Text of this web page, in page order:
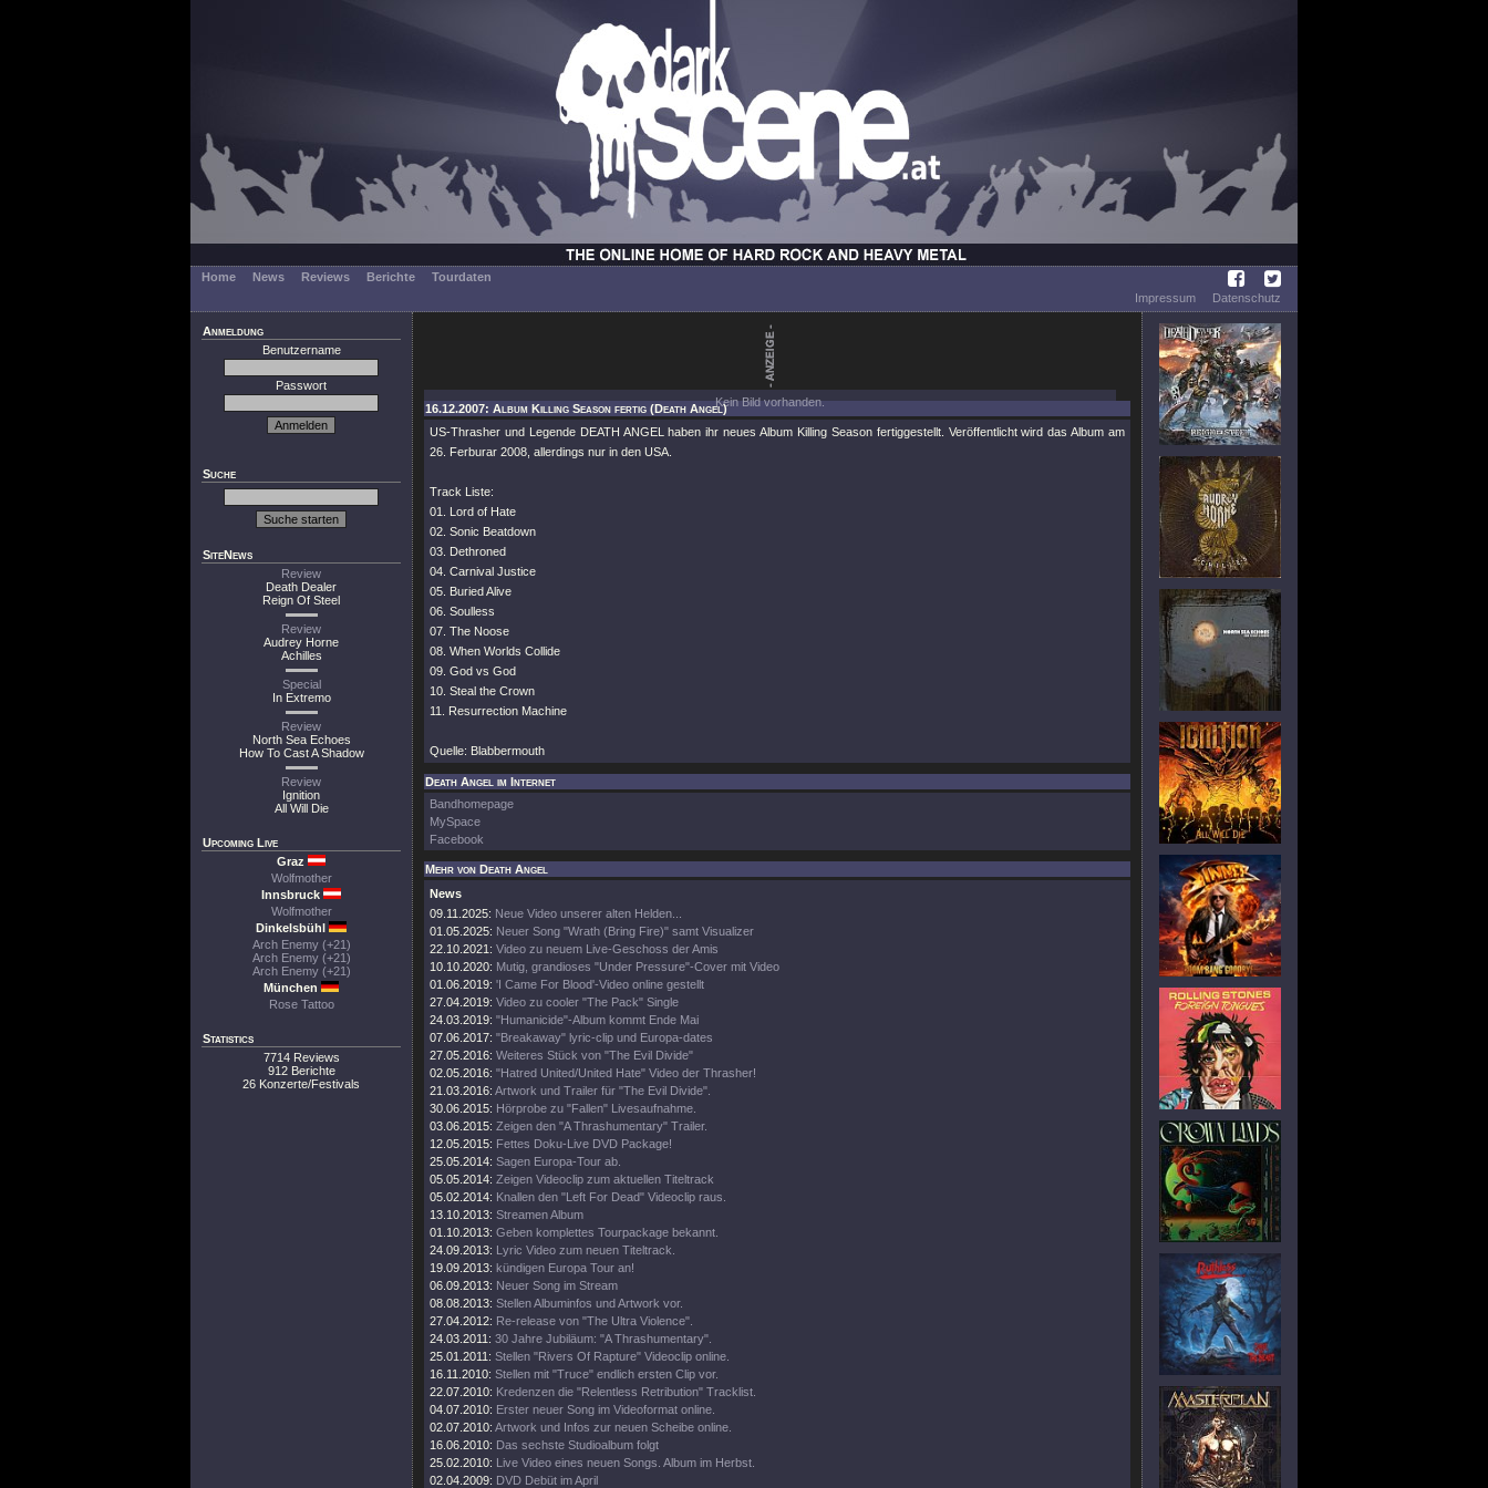
Home News Reviews Berichte
Tourdaten
Impressum
Datenschutz
Anmeldung
Benutzername
Passwort
Suche
SiteNews
Review
Death Dealer
Reign Of Steel
Review
Audrey Horne
Achilles
Special
In Extremo
Review
North Sea Echoes
How To Cast A Shadow
Review
Ignition
All Will Die
Upcoming Live
Graz
Wolfmother
Innsbruck
Wolfmother
Dinkelsbühl
Arch Enemy (+21)
Arch Enemy (+21)
Arch Enemy (+21)
München
Rose Tattoo
Statistics
7714 Reviews
912 Berichte
26 Konzerte/Festivals
Kein Bild vorhanden.
16.12.2007: Album Killing Season fertig (Death Angel)
US-Thrasher und Legende DEATH ANGEL haben ihr neues Album Killing Season fertiggestellt. Veröffentlicht wird das Album am
26. Ferburar 2008, allerdings nur in den USA.
Track Liste:
01. Lord of Hate
02. Sonic Beatdown
03. Dethroned
04. Carnival Justice
05. Buried Alive
06. Soulless
07. The Noose
08. When Worlds Collide
09. God vs God
10. Steal the Crown
11. Resurrection Machine
Quelle: Blabbermouth
Death Angel im Internet
Bandhomepage
MySpace
Facebook
Mehr von Death Angel
News
09.11.2025: Neue Video unserer alten Helden...
01.05.2025: Neuer Song "Wrath (Bring Fire)" samt Visualizer
22.10.2021: Video zu neuem Live-Geschoss der Amis
10.10.2020: Mutig, grandioses "Under Pressure"-Cover mit Video
01.06.2019: 'I Came For Blood'-Video online gestellt
27.04.2019: Video zu cooler "The Pack" Single
24.03.2019: "Humanicide"-Album kommt Ende Mai
07.06.2017: "Breakaway" lyric-clip und Europa-dates
27.05.2016: Weiteres Stück von "The Evil Divide"
02.05.2016: "Hatred United/United Hate" Video der Thrasher!
21.03.2016: Artwork und Trailer für "The Evil Divide".
30.06.2015: Hörprobe zu "Fallen" Livesaufnahme.
03.06.2015: Zeigen den "A Thrashumentary" Trailer.
12.05.2015: Fettes Doku-Live DVD Package!
25.05.2014: Sagen Europa-Tour ab.
05.05.2014: Zeigen Videoclip zum aktuellen Titeltrack
05.02.2014: Knallen den "Left For Dead" Videoclip raus.
13.10.2013: Streamen Album
01.10.2013: Geben komplettes Tourpackage bekannt.
24.09.2013: Lyric Video zum neuen Titeltrack.
19.09.2013: kündigen Europa Tour an!
06.09.2013: Neuer Song im Stream
08.08.2013: Stellen Albuminfos und Artwork vor.
27.04.2012: Re-release von "The Ultra Violence".
24.03.2011: 30 Jahre Jubiläum: "A Thrashumentary".
25.01.2011: Stellen "Rivers Of Rapture" Videoclip online.
16.11.2010: Stellen mit "Truce" endlich ersten Clip vor.
22.07.2010: Kredenzen die "Relentless Retribution" Tracklist.
04.07.2010: Erster neuer Song im Videoformat online.
02.07.2010: Artwork und Infos zur neuen Scheibe online.
16.06.2010: Das sechste Studioalbum folgt
25.02.2010: Live Video eines neuen Songs. Album im Herbst.
02.04.2009: DVD Debüt im April